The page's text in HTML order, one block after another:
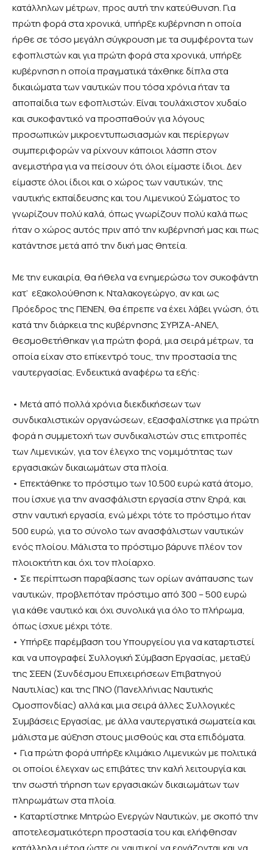
κατάλληλων μέτρων, προς αυτή την κατεύθυνση. Για
πρώτη φορά στα χρονικά, υπήρξε κυβέρνηση η οποία
ήρθε σε τόσο μεγάλη σύγκρουση με τα συμφέροντα των
εφοπλιστών και για πρώτη φορά στα χρονικά, υπήρξε
κυβέρνηση η οποία πραγματικά τάχθηκε δίπλα στα
δικαιώματα των ναυτικών που τόσα χρόνια ήταν τα
αποπαίδια των εφοπλιστών. Είναι τουλάχιστον χυδαίο
και συκοφαντικό να προσπαθούν για λόγους
προσωπικών μικροεντυπωσιασμών και περίεργων
συμπεριφορών να ρίχνουν κάποιοι λάσπη στον
ανεμιστήρα για να πείσουν ότι όλοι είμαστε ίδιοι. Δεν
είμαστε όλοι ίδιοι και ο χώρος των ναυτικών, της
ναυτικής εκπαίδευσης και του Λιμενικού Σώματος το
γνωρίζουν πολύ καλά, όπως γνωρίζουν πολύ καλά πως
ήταν ο χώρος αυτός πριν από την κυβέρνησή μας και πως
κατάντησε μετά από την δική μας θητεία.
Με την ευκαιρία, θα ήθελα να ενημερώσω τον συκοφάντη
κατ’ εξακολούθηση κ. Νταλακογεώργο, αν και ως
Πρόεδρος της ΠΕΝΕΝ, θα έπρεπε να έχει λάβει γνώση, ότι
κατά την διάρκεια της κυβέρνησης ΣΥΡΙΖΑ-ΑΝΕΛ,
θεσμοθετήθηκαν για πρώτη φορά, μια σειρά μέτρων, τα
οποία είχαν στο επίκεντρό τους, την προστασία της
ναυτεργασίας. Ενδεικτικά αναφέρω τα εξής:
• Μετά από πολλά χρόνια διεκδικήσεων των
συνδικαλιστικών οργανώσεων, εξασφαλίστηκε για πρώτη
φορά η συμμετοχή των συνδικαλιστών στις επιτροπές
των Λιμενικών, για τον έλεγχο της νομιμότητας των
εργασιακών δικαιωμάτων στα πλοία.
• Επεκτάθηκε το πρόστιμο των 10.500 ευρώ κατά άτομο,
που ίσχυε για την ανασφάλιστη εργασία στην ξηρά, και
στην ναυτική εργασία, ενώ μέχρι τότε το πρόστιμο ήταν
500 ευρώ, για το σύνολο των ανασφάλιστων ναυτικών
ενός πλοίου. Μάλιστα το πρόστιμο βάρυνε πλέον τον
πλοιοκτήτη και όχι τον πλοίαρχο.
• Σε περίπτωση παραβίασης των ορίων ανάπαυσης των
ναυτικών, προβλεπόταν πρόστιμο από 300 – 500 ευρώ
για κάθε ναυτικό και όχι συνολικά για όλο το πλήρωμα,
όπως ίσχυε μέχρι τότε.
• Υπήρξε παρέμβαση του Υπουργείου για να καταρτιστεί
και να υπογραφεί Συλλογική Σύμβαση Εργασίας, μεταξύ
της ΣΕΕΝ (Συνδέσμου Επιχειρήσεων Επιβατηγού
Ναυτιλίας) και της ΠΝΟ (Πανελλήνιας Ναυτικής
Ομοσπονδίας) αλλά και μια σειρά άλλες Συλλογικές
Συμβάσεις Εργασίας, με άλλα ναυτεργατικά σωματεία και
μάλιστα με αύξηση στους μισθούς και στα επιδόματα.
• Για πρώτη φορά υπήρξε κλιμάκιο Λιμενικών με πολιτικά
οι οποίοι έλεγχαν ως επιβάτες την καλή λειτουργία και
την σωστή τήρηση των εργασιακών δικαιωμάτων των
πληρωμάτων στα πλοία.
• Καταρτίστηκε Μητρώο Ενεργών Ναυτικών, με σκοπό την
αποτελεσματικότερη προστασία του και ελήφθησαν